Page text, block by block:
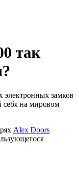
так
электронных замков
себя на мировом
Alex Doors